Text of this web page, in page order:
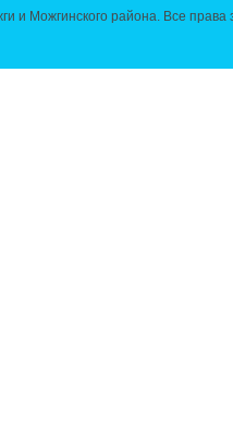
и Можгинского района. Все